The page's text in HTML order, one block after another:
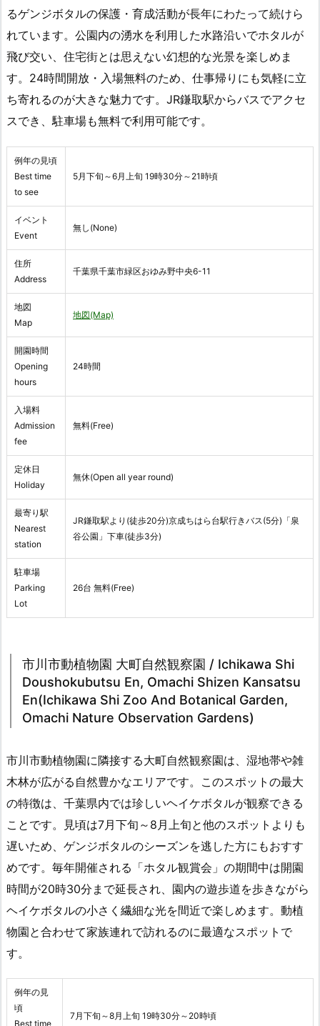
るゲンジボタルの保護・育成活動が長年にわたって続けら
れています。公園内の湧水を利用した水路沿いでホタルが
飛び交い、住宅街とは思えない幻想的な光景を楽しめま
す。24時間開放・入場無料のため、仕事帰りにも気軽に立
ち寄れるのが大きな魅力です。JR鎌取駅からバスでアクセ
スでき、駐車場も無料で利用可能です。
例年の見頃
Best time
to see
5月下旬～6月上旬 19時30分～21時頃
イベント
Event
無し(None)
住所
Address
千葉県千葉市緑区おゆみ野中央6-11
地図
Map
地図(Map)
開園時間
Opening
hours
24時間
入場料
Admission
fee
無料(Free)
定休日
Holiday
無休(Open all year round)
最寄り駅
Nearest
station
JR鎌取駅より(徒歩20分)京成ちはら台駅行きバス(5分)「泉
谷公園」下車(徒歩3分)
駐車場
Parking
Lot
26台 無料(Free)
市川市動植物園 大町自然観察園 / Ichikawa Shi
Doushokubutsu En, Omachi Shizen Kansatsu
En(Ichikawa Shi Zoo And Botanical Garden,
Omachi Nature Observation Gardens)
市川市動植物園に隣接する大町自然観察園は、湿地帯や雑
木林が広がる自然豊かなエリアです。このスポットの最大
の特徴は、千葉県内では珍しいヘイケボタルが観察できる
ことです。見頃は7月下旬～8月上旬と他のスポットよりも
遅いため、ゲンジボタルのシーズンを逃した方にもおすす
めです。毎年開催される「ホタル観賞会」の期間中は開園
時間が20時30分まで延長され、園内の遊歩道を歩きながら
ヘイケボタルの小さく繊細な光を間近で楽しめます。動植
物園と合わせて家族連れで訪れるのに最適なスポットで
す。
例年の見
頃
Best time
7月下旬～8月上旬 19時30分～20時頃